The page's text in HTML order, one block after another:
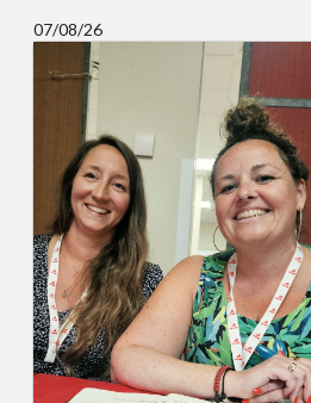
07/08/26